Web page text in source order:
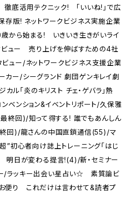
底活用テクニック! 「いいね!」で広
版! ネットワークビジネス実施企業
から始まる! いきいき生きがいライ
ビュー 売り上げを伸ばすための4社
ュー/ネットワークビジネス支援企業
ー/シーグランド 劇団ゲンキレイ劇
「炎のキリスト チェ・ゲバラ」熱
ベンション&イベントリポート/久保雅
最終回)/知って得する! 誰でもあんしん
終回)/龍さんの中国直鎖通信(55)/マ
初心者向け誌上トレーニング「はじ
日が変わる提言!(4)/新・セミナー
ー/ラッキー出会い星占い☆ 素質論ビ
便り これだけは言わせて&読者プ